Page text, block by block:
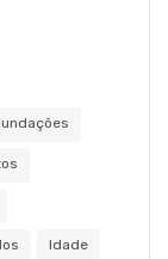
Idade